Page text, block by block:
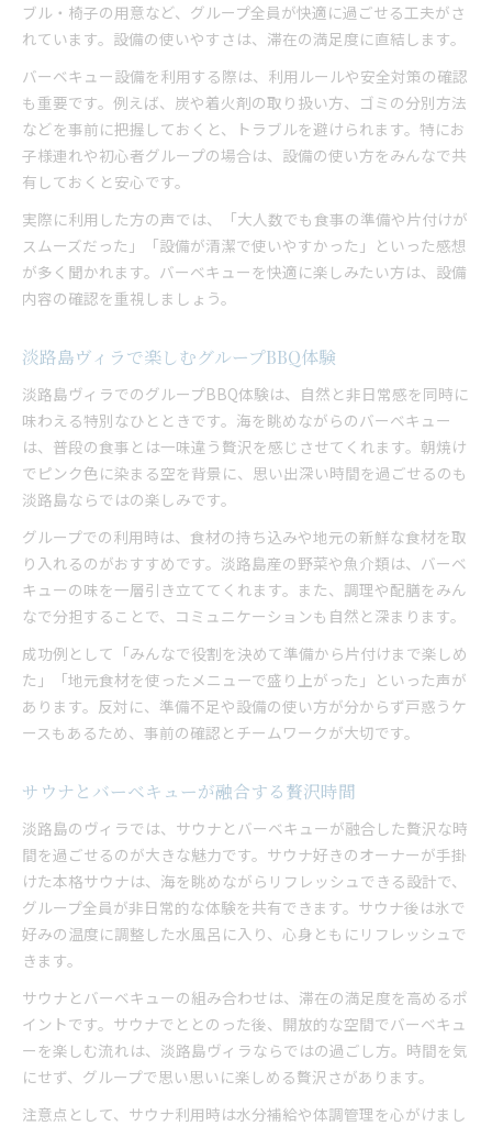
ブル・椅子の用意など、グループ全員が快適に過ごせる工夫がさ
れています。設備の使いやすさは、滞在の満足度に直結します。
バーベキュー設備を利用する際は、利用ルールや安全対策の確認
も重要です。例えば、炭や着火剤の取り扱い方、ゴミの分別方法
などを事前に把握しておくと、トラブルを避けられます。特にお
子様連れや初心者グループの場合は、設備の使い方をみんなで共
有しておくと安心です。
実際に利用した方の声では、「大人数でも食事の準備や片付けが
スムーズだった」「設備が清潔で使いやすかった」といった感想
が多く聞かれます。バーベキューを快適に楽しみたい方は、設備
内容の確認を重視しましょう。
淡路島ヴィラで楽しむグループBBQ体験
淡路島ヴィラでのグループBBQ体験は、自然と非日常感を同時に
味わえる特別なひとときです。海を眺めながらのバーベキュー
は、普段の食事とは一味違う贅沢を感じさせてくれます。朝焼け
でピンク色に染まる空を背景に、思い出深い時間を過ごせるのも
淡路島ならではの楽しみです。
グループでの利用時は、食材の持ち込みや地元の新鮮な食材を取
り入れるのがおすすめです。淡路島産の野菜や魚介類は、バーベ
キューの味を一層引き立ててくれます。また、調理や配膳をみん
なで分担することで、コミュニケーションも自然と深まります。
成功例として「みんなで役割を決めて準備から片付けまで楽しめ
た」「地元食材を使ったメニューで盛り上がった」といった声が
あります。反対に、準備不足や設備の使い方が分からず戸惑うケ
ースもあるため、事前の確認とチームワークが大切です。
サウナとバーベキューが融合する贅沢時間
淡路島のヴィラでは、サウナとバーベキューが融合した贅沢な時
間を過ごせるのが大きな魅力です。サウナ好きのオーナーが手掛
けた本格サウナは、海を眺めながらリフレッシュできる設計で、
グループ全員が非日常的な体験を共有できます。サウナ後は氷で
好みの温度に調整した水風呂に入り、心身ともにリフレッシュで
きます。
サウナとバーベキューの組み合わせは、滞在の満足度を高めるポ
イントです。サウナでととのった後、開放的な空間でバーベキュ
ーを楽しむ流れは、淡路島ヴィラならではの過ごし方。時間を気
にせず、グループで思い思いに楽しめる贅沢さがあります。
注意点として、サウナ利用時は水分補給や体調管理を心がけまし